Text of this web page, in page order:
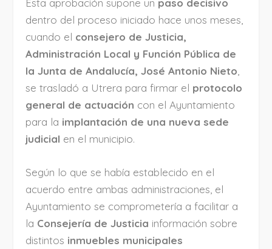
Esta aprobación supone un paso decisivo
dentro del proceso iniciado hace unos meses,
cuando el consejero de Justicia,
Administración Local y Función Pública de
la Junta de Andalucía, José Antonio Nieto
se trasladó a Utrera para firmar el protocolo
general de actuación con el Ayuntamiento
para la implantación de una nueva sede
judicial en el municipio.
Según lo que se había establecido en el
acuerdo entre ambas administraciones, el
Ayuntamiento se comprometería a facilitar a
la Consejería de Justicia información sobre
distintos inmuebles municipales